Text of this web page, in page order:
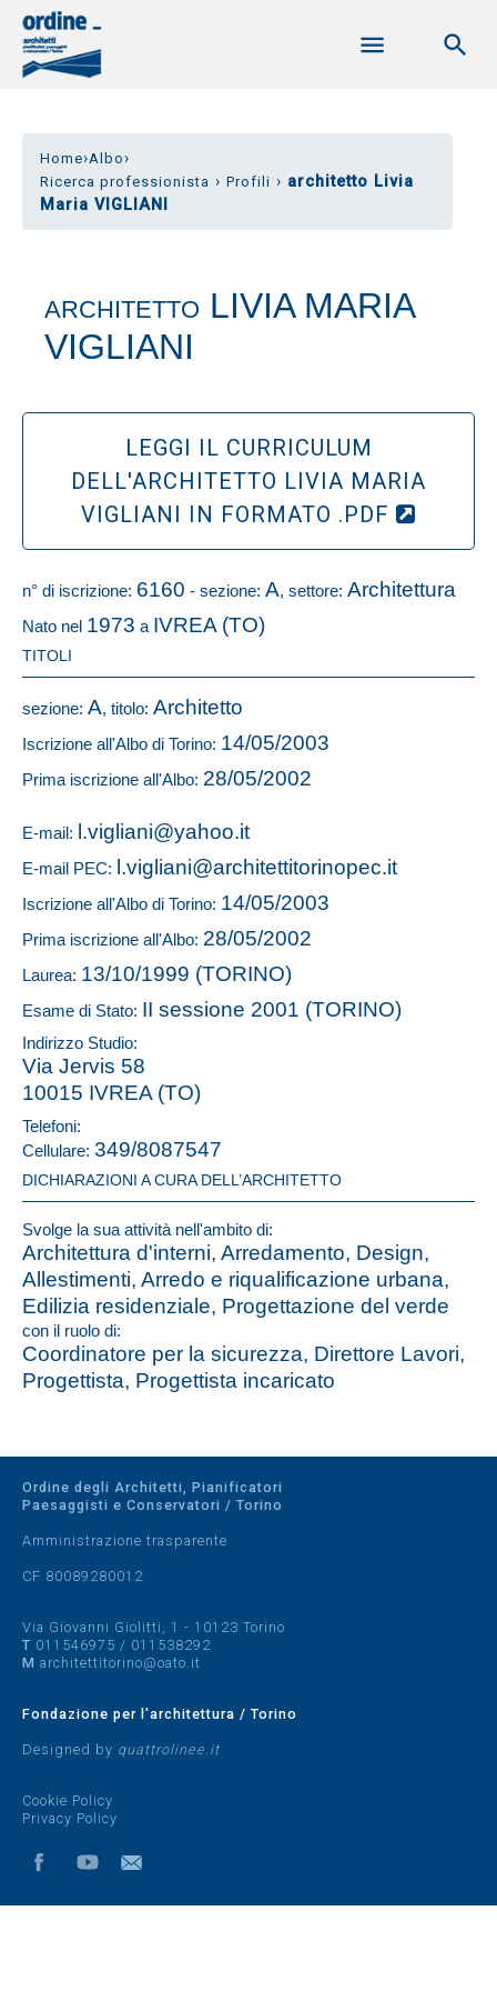
Home›Albo›
Ricerca professionista › Profili › architetto Livia
Maria VIGLIANI
ARCHITETTO LIVIA MARIA
VIGLIANI
LEGGI IL CURRICULUM
DELL'ARCHITETTO LIVIA MARIA
VIGLIANI IN FORMATO .PDF
n° di iscrizione: 6160 - sezione: A, settore: Architettura
Nato nel 1973 a IVREA (TO)
TITOLI
sezione: A, titolo: Architetto
Iscrizione all'Albo di Torino: 14/05/2003
Prima iscrizione all'Albo: 28/05/2002
E-mail: l.vigliani@yahoo.it
E-mail PEC: l.vigliani@architettitorinopec.it
Iscrizione all'Albo di Torino: 14/05/2003
Prima iscrizione all'Albo: 28/05/2002
Laurea: 13/10/1999 (TORINO)
Esame di Stato: II sessione 2001 (TORINO)
Indirizzo Studio:
Via Jervis 58
10015 IVREA (TO)
Telefoni:
Cellulare: 349/8087547
DICHIARAZIONI A CURA DELL’ARCHITETTO
Svolge la sua attività nell'ambito di:
Architettura d'interni, Arredamento, Design,
Allestimenti, Arredo e riqualificazione urbana,
Edilizia residenziale, Progettazione del verde
con il ruolo di:
Coordinatore per la sicurezza, Direttore Lavori,
Progettista, Progettista incaricato
Ordine degli Architetti, Pianificatori
Paesaggisti e Conservatori / Torino
Amministrazione trasparente
CF 80089280012
Via Giovanni Giolitti, 1 - 10123 Torino
T 011546975 / 011538292
M architettitorino@oato.it
Fondazione per l'architettura / Torino
Designed by quattrolinee.it
Cookie Policy
Privacy Policy